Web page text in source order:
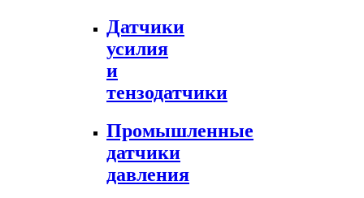
Датчики
усилия
и
тензодатчики
Промышленные
датчики
давления